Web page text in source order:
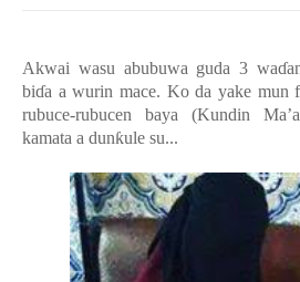
Akwai wasu abubuwa guda 3 waɗ
biɗa a wurin mace. Ko da yake mun
rubuce-rubucen baya (Kundin
kamata a dunƙule su...